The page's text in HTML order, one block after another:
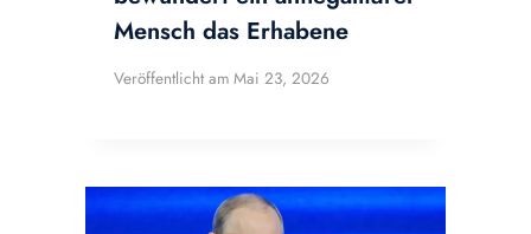
Mensch das Erhabene
Veröffentlicht am Mai 23, 2026